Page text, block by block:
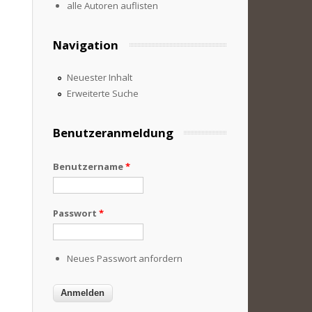
alle Autoren auflisten
Navigation
Neuester Inhalt
Erweiterte Suche
Benutzeranmeldung
Benutzername*
Passwort *
Neues Passwort anfordern